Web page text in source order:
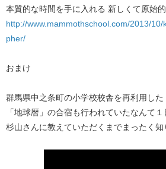
本質的な時間を手に入れる 新しくて原始的
http://www.mammothschool.com/2013/
pher/
おまけ
群馬県中之条町の小学校校舎を再利用し
「地球暦」の合宿も行われていたなんて
杉山さんに教えていただくまでまったく知